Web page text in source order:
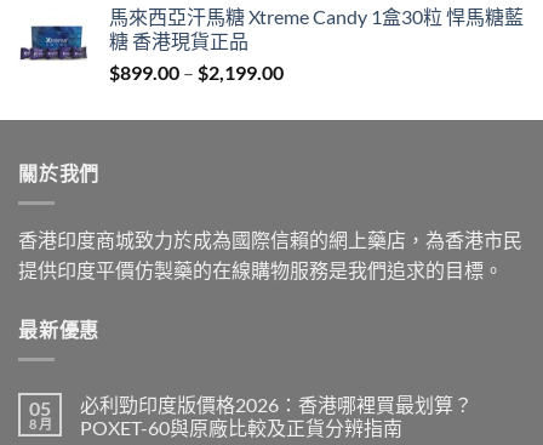
$899.00
$2,199.00
馬來西亞汗馬糖 Xtreme Candy 1盒30粒 悍馬糖藍
糖 香港現貨正品
$899.00 – $2,199.00Price
$899.00
關於我們
香港印度商城致力於成為國際信賴的網上藥店，為香港市民
提供印度平價仿製藥的在線購物服務是我們追求的目標。
最新優惠
05
8 月
必利勁印度版價格2026：香港哪裡買最划算？
POXET-60與原廠比較及正貨分辨指南